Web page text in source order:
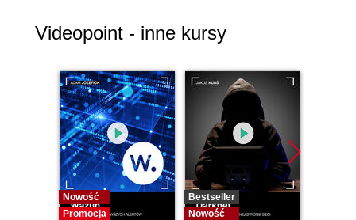
Videopoint - inne kursy
Nowość
Promocja
Bestseller
Nowość